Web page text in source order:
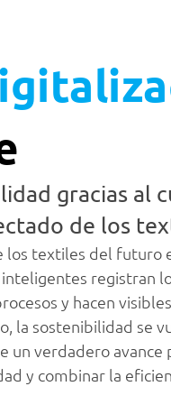
gracias al
de los
los textiles del
inteligentes registran
y hacen
la sostenibilidad se
un verdadero
y combinar la